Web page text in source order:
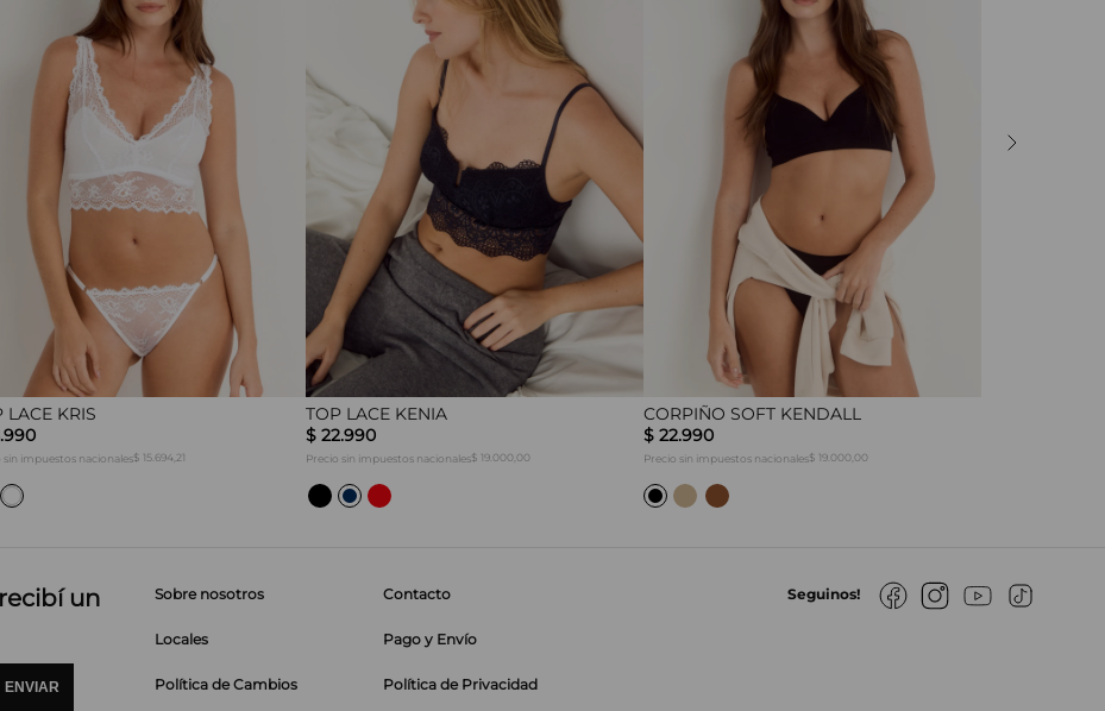
LACE KRIS
.990
sin impuestos nacionales$ 15.694,21
TOP LACE KENIA
$ 22.990
Precio sin impuestos nacionales$ 19.000,00
CORPIÑO SOFT KENDALL
$ 22.990
Precio sin impuestos nacionales$ 19.000,00
un
ENVIAR
Sobre nosotros Contacto
Locales Pago y Envío
Política de Cambios Política de Privacidad
Seguinos!